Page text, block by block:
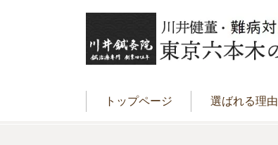
トップページ 選ばれる理由